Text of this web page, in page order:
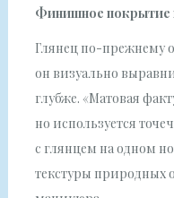
Финишное покрытие
Глянец по-прежнему
он визуально
глубже. «Матовая
но используется
с глянцем на одном
текстуры природных